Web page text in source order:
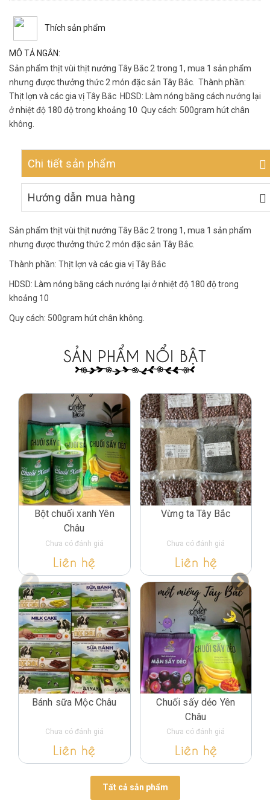
Thích sản phẩm
MÔ TẢ NGẮN:
Sản phẩm thịt vùi thịt nướng Tây Bắc 2 trong 1, mua 1 sản phẩm
nhưng được thưởng thức 2 món đặc sản Tây Bắc. Thành phần:
Thịt lợn và các gia vị Tây Bắc HDSD: Làm nóng bằng cách nướng lại
ở nhiệt độ 180 độ trong khoảng 10 Quy cách: 500gram hút chân
không.
Chi tiết sản phẩm
Hướng dẫn mua hàng
Sản phẩm thịt vùi thịt nướng Tây Bắc 2 trong 1, mua 1 sản phẩm
nhưng được thưởng thức 2 món đặc sản Tây Bắc.
Thành phần: Thịt lợn và các gia vị Tây Bắc
HDSD: Làm nóng bằng cách nướng lại ở nhiệt độ 180 độ trong
khoảng 10
Quy cách: 500gram hút chân không.
SẢN PHẨM NỔI BẬT
Bột chuối xanh Yên
Châu
Chưa có đánh giá
Liên hệ
Bánh sữa Mộc Châu
Chưa có đánh giá
Liên hệ
Vừng ta Tây Bắc
Chưa có đánh giá
Liên hệ
Chuối sấy dẻo Yên
Châu
Chưa có đánh giá
Liên hệ
Tất cả sản phẩm